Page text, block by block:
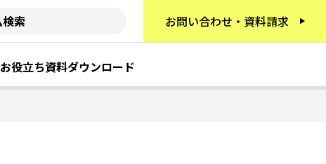
お問い合わせ・資料請求
お役立ち資料ダウンロード